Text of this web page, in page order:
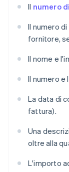
Il numero
Il numero
fornitore,
Il nome e
Il numero e
La data di
fattura).
Una
oltre alla
L'importo